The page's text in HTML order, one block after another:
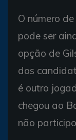
O número
pode ser
opção de
dos
é outro
chegou ao
não